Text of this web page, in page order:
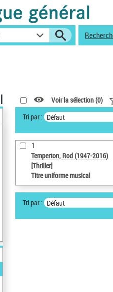
Voir la sélection (0)
Tri par : Défaut
1
Temperton, Rod (1947-2016)
[Thriller]
Titre uniforme musical
Tri par : Défaut